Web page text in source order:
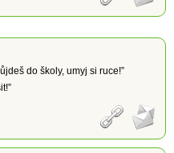
do školy, umyj si ruce!”